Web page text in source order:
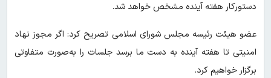
دستورکار هفته آینده مشخص خواهد شد.
عضو هیئت رئیسه مجلس شورای اسلامی تصریح کرد: اگر مجوز نهاد
امنیتی تا هفته آینده به دست ما برسد جلسات را به‌صورت متفاوتی
برگزار خواهیم کرد.